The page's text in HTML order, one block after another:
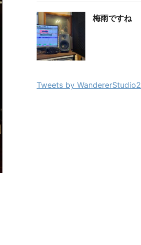
梅雨ですね
Tweets by WandererStudio2